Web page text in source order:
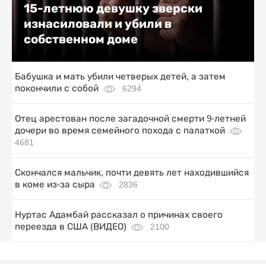
15-летнюю девушку зверски
изнасиловали и убили в
собственном доме
Бабушка и мать убили четверых детей, а затем
покончили с собой
6294
Отец арестован после загадочной смерти 9-летней
дочери во время семейного похода с палаткой
4681
Скончался мальчик, почти девять лет находившийся
в коме из-за сыра
2836
Нуртас Адамбай рассказал о причинах своего
переезда в США (ВИДЕО)
2100